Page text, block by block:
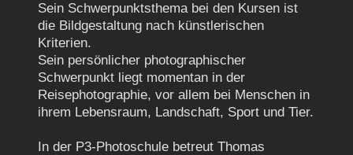
Sein Schwerpunktsthema bei den Kursen ist
die Bildgestaltung nach künstlerischen
Kriterien.
Sein persönlicher photographischer
Schwerpunkt liegt momentan in der
Reisephotographie, vor allem bei Menschen in
ihrem Lebensraum, Landschaft, Sport und Tier.
In der P3-Photoschule betreut Thomas